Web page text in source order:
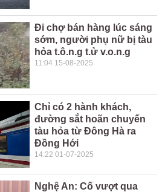
Đi chợ bán hàng lúc sáng
sớm, người phụ nữ bị tàu
hỏa t.ô.n.g t.ử v.o.n.g
11:04 15-08-2025
Chỉ có 2 hành khách,
đường sắt hoãn chuyến
tàu hỏa từ Đông Hà ra
Đồng Hới
14:22 01-07-2025
Nghệ An: Cố vượt qua